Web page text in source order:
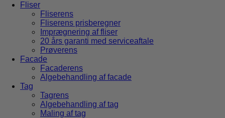
Fliser
Fliserens
Fliserens prisberegner
Imprægnering af fliser
20 års garanti med serviceaftale
Prøverens
Facade
Facaderens
Algebehandling af facade
Tag
Tagrens
Algebehandling af tag
Maling af tag